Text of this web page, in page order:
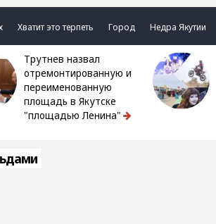
Хватит это терпеть Город Недра Якутии
Трутнев назвал
отремонтированную и
переименованную
площадь в Якутске
"площадью Ленина"